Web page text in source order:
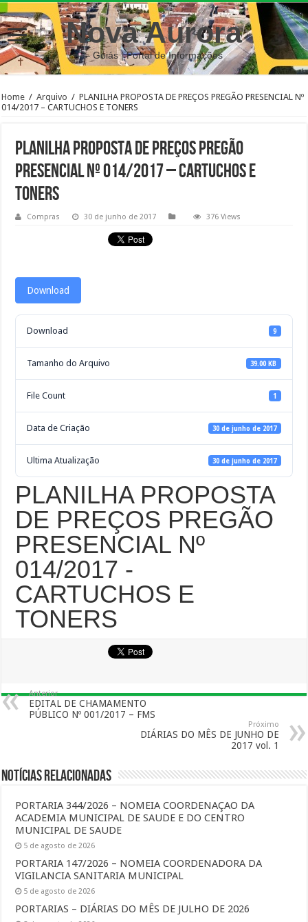
Nova Aurora
– Goiás | Portal de Informações
Home / Arquivo / PLANILHA PROPOSTA DE PREÇOS PREGÃO PRESENCIAL Nº
014/2017 – CARTUCHOS E TONERS
PLANILHA PROPOSTA DE PREÇOS PREGÃO
PRESENCIAL Nº 014/2017 – CARTUCHOS E
TONERS
Compras 30 de junho de 2017 376 Views
Download
Download 9
Tamanho do Arquivo 39.00 KB
File Count 1
Data de Criação 30 de junho de 2017
Ultima Atualização 30 de junho de 2017
PLANILHA PROPOSTA
DE PREÇOS PREGÃO
PRESENCIAL Nº
014/2017 -
CARTUCHOS E
TONERS
Anterior
EDITAL DE CHAMAMENTO
PÚBLICO Nº 001/2017 – FMS
Próximo
DIÁRIAS DO MÊS DE JUNHO DE
2017 vol. 1
Notícias Relacionadas
PORTARIA 344/2026 – NOMEIA COORDENAÇAO DA
ACADEMIA MUNICIPAL DE SAUDE E DO CENTRO
MUNICIPAL DE SAUDE
5 de agosto de 2026
PORTARIA 147/2026 – NOMEIA COORDENADORA DA
VIGILANCIA SANITARIA MUNICIPAL
5 de agosto de 2026
PORTARIAS – DIÁRIAS DO MÊS DE JULHO DE 2026